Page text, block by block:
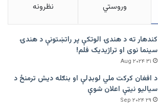
وروستي نظرونه
کندهار ته د هندۍ الوتکې پر راتښتونې د هندۍ
سینما نوی او تراژيديک فلم!
۳۱ Aug ۲۰۲۴
د افغان کرکت ملي لوبډلې او بنګله دیش ترمنځ د
سیالیو نیټې اعلان شوې
۲۹ Sep ۲۰۲۴